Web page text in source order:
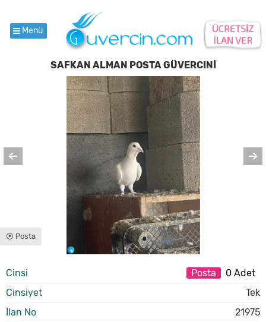
Menü
SAFKAN ALMAN POSTA GÜVERCINİ
⦿ Posta
Cinsi Posta
0 Adet
Cinsiyet
Tek
İlan No
21975